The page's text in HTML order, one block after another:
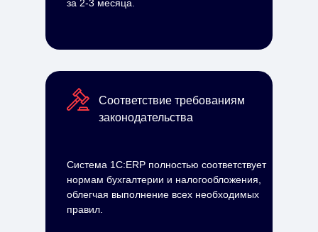
за 2-3 месяца.
Соответствие требованиям
законодательства
Система 1С:ERP полностью соответствует
нормам бухгалтерии и налогообложения,
облегчая выполнение всех необходимых
правил.